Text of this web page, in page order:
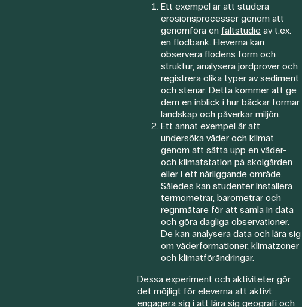
Ett exempel är att studera
erosionsprocesser genom att
genomföra en fältstudie av t.ex.
en flodbank. Eleverna kan
observera flodens form och
struktur, analysera jordprover och
registrera olika typer av sediment
och stenar. Detta kommer att ge
dem en inblick i hur bäckar formar
landskap och påverkar miljön.
Ett annat exempel är att
undersöka väder och klimat
genom att sätta upp en väder-
och klimatstation på skolgården
eller i ett närliggande område.
Således kan studenter installera
termometrar, barometrar och
regnmätare för att samla in data
och göra dagliga observationer.
De kan analysera data och lära sig
om väderformationer, klimatzoner
och klimatförändringar.
Dessa experiment och aktiviteter gör
det möjligt för eleverna att aktivt
engagera sig i att lära sig geografi och